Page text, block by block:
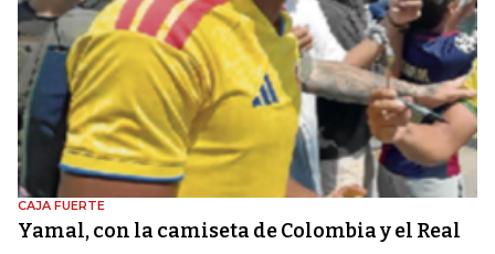
CAJA FUERTE
Yamal, con la camiseta de Colombia y el Real